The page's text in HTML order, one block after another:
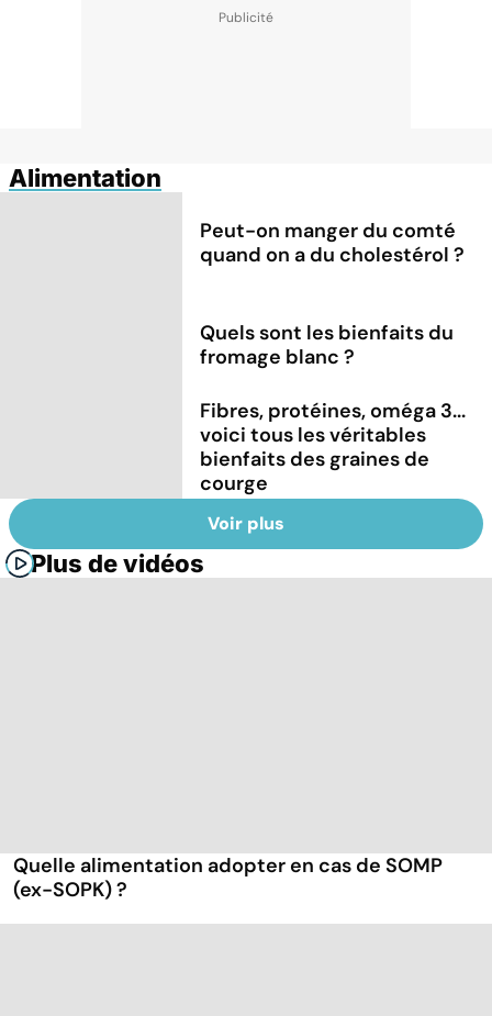
Alimentation
Peut-on manger du comté
quand on a du cholestérol ?
Quels sont les bienfaits du
fromage blanc ?
Fibres, protéines, oméga 3...
voici tous les véritables
bienfaits des graines de
courge
Voir plus
Plus de vidéos
Quelle alimentation adopter en cas de SOMP
(ex-SOPK) ?